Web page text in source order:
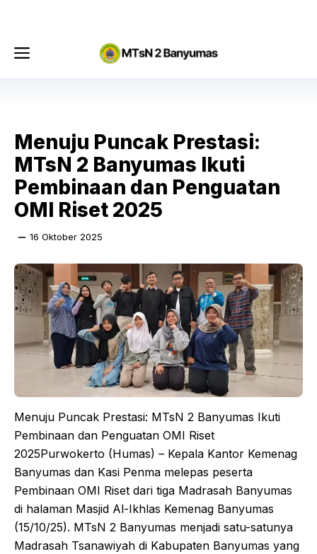
Menu
Menuju Puncak Prestasi:
MTsN 2 Banyumas Ikuti
Pembinaan dan Penguatan
OMI Riset 2025
16 Oktober 2025
Menuju Puncak Prestasi: MTsN 2 Banyumas Ikuti
Pembinaan dan Penguatan OMI Riset
2025Purwokerto (Humas) – Kepala Kantor Kemenag
Banyumas dan Kasi Penma melepas peserta
Pembinaan OMI Riset dari tiga Madrasah Banyumas
di halaman Masjid Al-Ikhlas Kemenag Banyumas
(15/10/25). MTsN 2 Banyumas menjadi satu-satunya
Madrasah Tsanawiyah di Kabupaten Banyumas yang